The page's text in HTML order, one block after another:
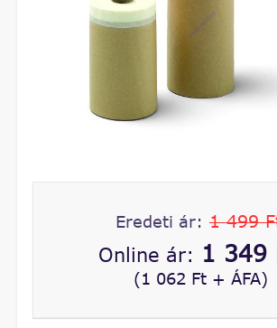
Eredeti ár: 1 499
Online ár: 1 349
(1 062 Ft + ÁFA)